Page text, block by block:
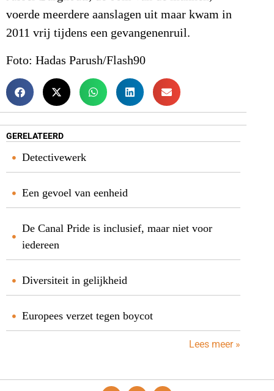
voerde meerdere aanslagen uit maar kwam in
2011 vrij tijdens een gevangenenruil.
Foto: Hadas Parush/Flash90
GERELATEERD
Detectivewerk
Een gevoel van eenheid
De Canal Pride is inclusief, maar niet voor
iedereen
Diversiteit in gelijkheid
Europees verzet tegen boycot
Lees meer »